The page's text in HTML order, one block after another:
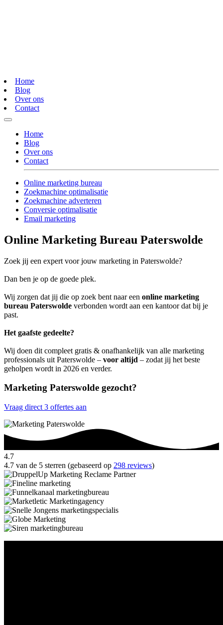
Home
Blog
Over ons
Contact
Home
Blog
Over ons
Contact
Online marketing bureau
Zoekmachine optimalisatie
Zoekmachine adverteren
Conversie optimalisatie
Email marketing
Online Marketing Bureau Paterswolde
Zoek jij een expert voor jouw marketing in Paterswolde?
Dan ben je op de goede plek.
Wij zorgen dat jij die op zoek bent naar een online marketing
bureau Paterswolde verbonden wordt aan een kantoor dat bij je
past.
Het gaafste gedeelte?
Wij doen dit compleet gratis & onafhankelijk van alle marketing
professionals uit Paterswolde – voor altijd – zodat jij het beste
geholpen wordt in 2026 en verder.
Marketing Paterswolde gezocht?
Vraag direct 3 offertes aan
4.7
4.7 van de 5 sterren (gebaseerd op 298 reviews)